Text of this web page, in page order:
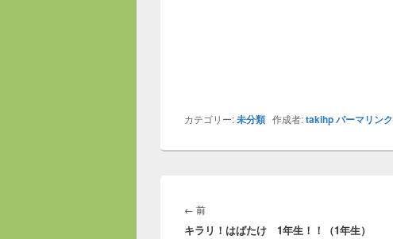
カテゴリー:未分類 作成者:takihpパーマリンク
稿
ナ
← 前前
の
キラリ！はばたけ 1年生！！（1年生）